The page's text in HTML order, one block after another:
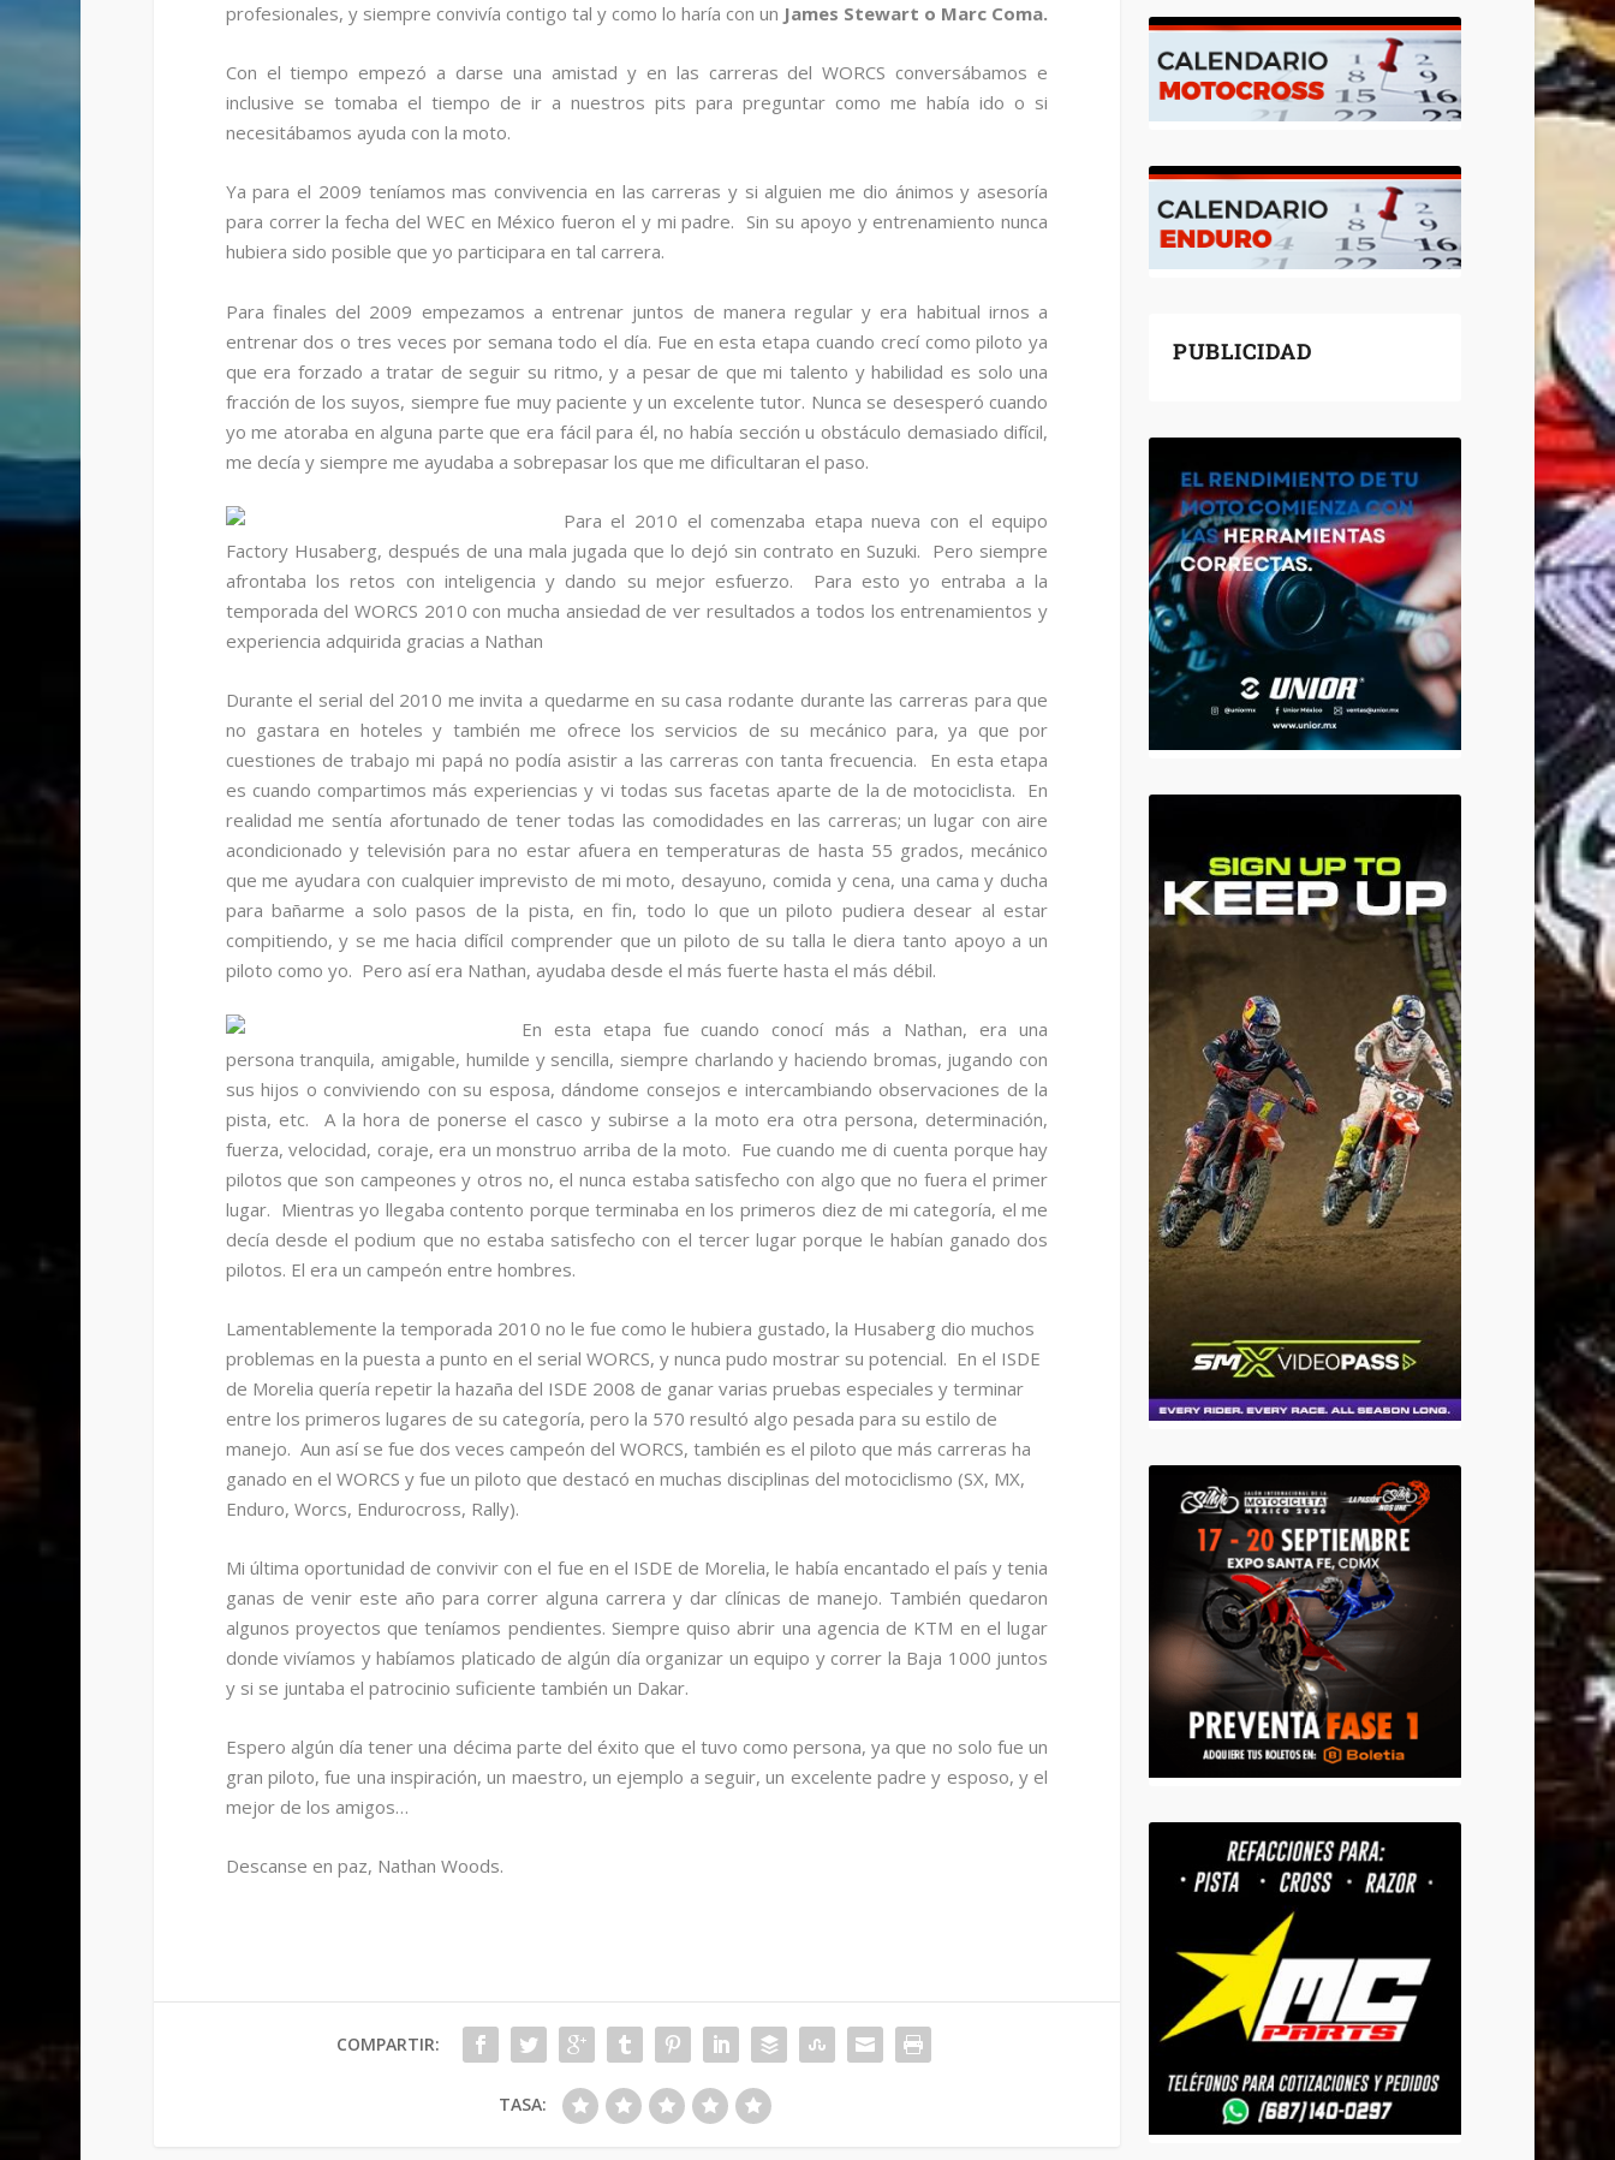
profesionales, y siempre convivía contigo tal y como lo haría con un James Stewart o Marc Coma.
Con el tiempo empezó a darse una amistad y en las carreras del WORCS conversábamos e
inclusive se tomaba el tiempo de ir a nuestros pits para preguntar como me había ido o si
necesitábamos ayuda con la moto.
Ya para el 2009 teníamos mas convivencia en las carreras y si alguien me dio ánimos y asesoría
para correr la fecha del WEC en México fueron el y mi padre. Sin su apoyo y entrenamiento nunca
hubiera sido posible que yo participara en tal carrera.
Para finales del 2009 empezamos a entrenar juntos de manera regular y era habitual irnos a
entrenar dos o tres veces por semana todo el día. Fue en esta etapa cuando crecí como piloto ya
que era forzado a tratar de seguir su ritmo, y a pesar de que mi talento y habilidad es solo una
fracción de los suyos, siempre fue muy paciente y un excelente tutor. Nunca se desesperó cuando
yo me atoraba en alguna parte que era fácil para él, no había sección u obstáculo demasiado difícil,
me decía y siempre me ayudaba a sobrepasar los que me dificultaran el paso.
Para el 2010 el comenzaba etapa nueva con el equipo
Factory Husaberg, después de una mala jugada que lo dejó sin contrato en Suzuki. Pero siempre
afrontaba los retos con inteligencia y dando su mejor esfuerzo. Para esto yo entraba a la
temporada del WORCS 2010 con mucha ansiedad de ver resultados a todos los entrenamientos y
experiencia adquirida gracias a Nathan
Durante el serial del 2010 me invita a quedarme en su casa rodante durante las carreras para que
no gastara en hoteles y también me ofrece los servicios de su mecánico para, ya que por
cuestiones de trabajo mi papá no podía asistir a las carreras con tanta frecuencia. En esta etapa
es cuando compartimos más experiencias y vi todas sus facetas aparte de la de motociclista. En
realidad me sentía afortunado de tener todas las comodidades en las carreras; un lugar con aire
acondicionado y televisión para no estar afuera en temperaturas de hasta 55 grados, mecánico
que me ayudara con cualquier imprevisto de mi moto, desayuno, comida y cena, una cama y ducha
para bañarme a solo pasos de la pista, en fin, todo lo que un piloto pudiera desear al estar
compitiendo, y se me hacia difícil comprender que un piloto de su talla le diera tanto apoyo a un
piloto como yo. Pero así era Nathan, ayudaba desde el más fuerte hasta el más débil.
En esta etapa fue cuando conocí más a Nathan, era una
persona tranquila, amigable, humilde y sencilla, siempre charlando y haciendo bromas, jugando con
sus hijos o conviviendo con su esposa, dándome consejos e intercambiando observaciones de la
pista, etc. A la hora de ponerse el casco y subirse a la moto era otra persona, determinación,
fuerza, velocidad, coraje, era un monstruo arriba de la moto. Fue cuando me di cuenta porque hay
pilotos que son campeones y otros no, el nunca estaba satisfecho con algo que no fuera el primer
lugar. Mientras yo llegaba contento porque terminaba en los primeros diez de mi categoría, el me
decía desde el podium que no estaba satisfecho con el tercer lugar porque le habían ganado dos
pilotos. El era un campeón entre hombres.
Lamentablemente la temporada 2010 no le fue como le hubiera gustado, la Husaberg dio muchos
problemas en la puesta a punto en el serial WORCS, y nunca pudo mostrar su potencial. En el ISDE
de Morelia quería repetir la hazaña del ISDE 2008 de ganar varias pruebas especiales y terminar
entre los primeros lugares de su categoría, pero la 570 resultó algo pesada para su estilo de
manejo. Aun así se fue dos veces campeón del WORCS, también es el piloto que más carreras ha
ganado en el WORCS y fue un piloto que destacó en muchas disciplinas del motociclismo (SX, MX,
Enduro, Worcs, Endurocross, Rally).
Mi última oportunidad de convivir con el fue en el ISDE de Morelia, le había encantado el país y tenia
ganas de venir este año para correr alguna carrera y dar clínicas de manejo. También quedaron
algunos proyectos que teníamos pendientes. Siempre quiso abrir una agencia de KTM en el lugar
donde vivíamos y habíamos platicado de algún día organizar un equipo y correr la Baja 1000 juntos
y si se juntaba el patrocinio suficiente también un Dakar.
Espero algún día tener una décima parte del éxito que el tuvo como persona, ya que no solo fue un
gran piloto, fue una inspiración, un maestro, un ejemplo a seguir, un excelente padre y esposo, y el
mejor de los amigos…
Descanse en paz, Nathan Woods.
COMPARTIR:
TASA:
PUBLICIDAD